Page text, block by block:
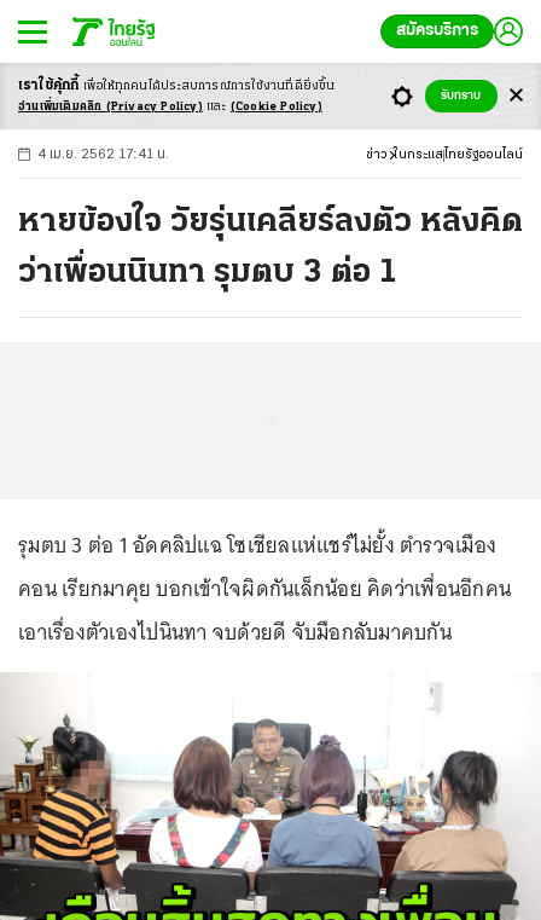
สมัครบริการ
-ก ก ก+
4 เม.ย. 2562 17:41 น. ข่าว ในกระแส ไทยรัฐออนไลน์
หายข้องใจ วัยรุ่นเคลียร์ลงตัว หลังคิด
ว่าเพื่อนนินทา รุมตบ 3 ต่อ 1
รุมตบ 3 ต่อ 1 อัดคลิปแฉ โซเชียลแห่แชร์ไม่ยั้ง ตำรวจเมือง
คอน เรียกมาคุย บอกเข้าใจผิดกันเล็กน้อย คิดว่าเพื่อนอีกคน
เอาเรื่องตัวเองไปนินทา จบด้วยดี จับมือกลับมาคบกัน
เราใช้คุ้กกี้ เพื่อให้ทุกคนได้ประสบการณ์การใช้งานที่ดียิ่งขึ้น
อ่านเพิ่มเติมคลิก (Privacy Policy) และ (Cookie Policy)
รับทราบ